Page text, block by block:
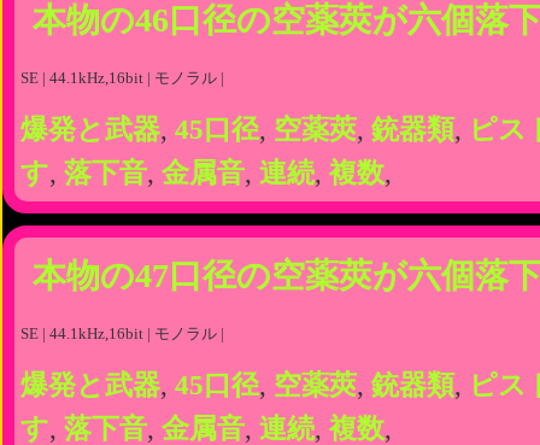
本物の46口径の空薬莢が六個落
SE | 44.1kHz,16bit | モノラル |
爆発と武器, 45口径, 空薬莢, 銃器類, ピス
す, 落下音, 金属音, 連続, 複数,
本物の47口径の空薬莢が六個落
SE | 44.1kHz,16bit | モノラル |
爆発と武器, 45口径, 空薬莢, 銃器類, ピス
す, 落下音, 金属音, 連続, 複数,